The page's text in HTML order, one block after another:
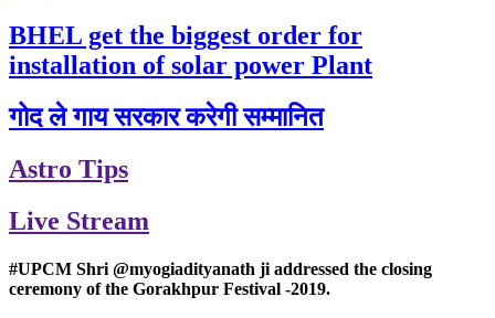
BHEL get the biggest order for
installation of solar power Plant
गोद ले गाय सरकार करेगी सम्मानित
Astro Tips
Live Stream
#UPCM Shri @myogiadityanath ji addressed the closing
ceremony of the Gorakhpur Festival -2019.